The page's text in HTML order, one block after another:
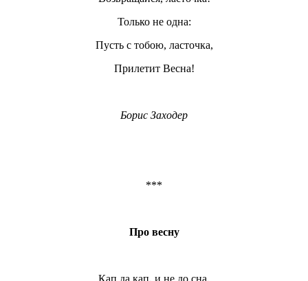
Только не одна:
Пусть с тобою, ласточка,
Прилетит Весна!
Борис Заходер
***
Про весну
Кап да кап, и не до сна,